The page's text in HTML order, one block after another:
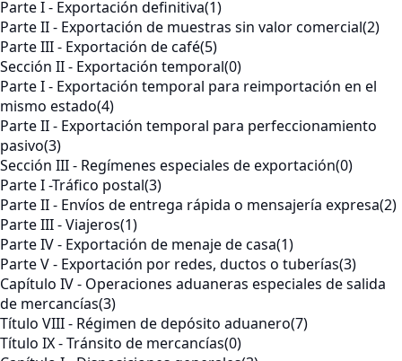
Parte I - Exportación definitiva(1)
Parte II - Exportación de muestras sin valor comercial(2)
Parte III - Exportación de café(5)
Sección II - Exportación temporal(0)
Parte I - Exportación temporal para reimportación en el
mismo estado(4)
Parte II - Exportación temporal para perfeccionamiento
pasivo(3)
Sección III - Regímenes especiales de exportación(0)
Parte I -Tráfico postal(3)
Parte II - Envíos de entrega rápida o mensajería expresa(2)
Parte III - Viajeros(1)
Parte IV - Exportación de menaje de casa(1)
Parte V - Exportación por redes, ductos o tuberías(3)
Capítulo IV - Operaciones aduaneras especiales de salida
de mercancías(3)
Título VIII - Régimen de depósito aduanero(7)
Título IX - Tránsito de mercancías(0)